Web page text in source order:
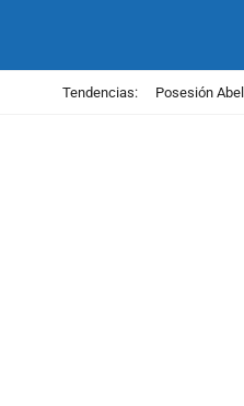
Tendencias: Posesión